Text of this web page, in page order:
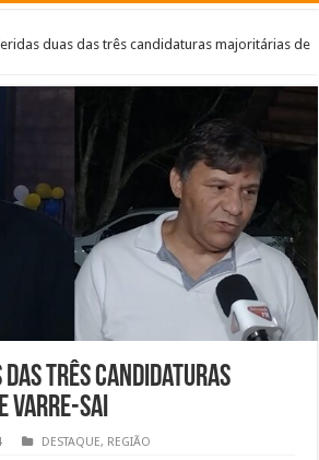
duas das três candidaturas majoritárias de
das três candidaturas
Varre-Sai
DESTAQUE, REGIÃO